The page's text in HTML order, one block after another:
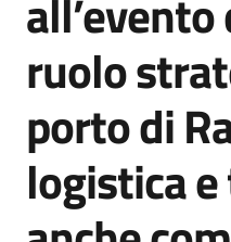
Seguici
su
ruolo
porto di
logistica